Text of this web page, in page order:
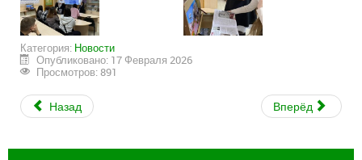
Категория: Новости
Опубликовано: 17 Февраля 2026
Просмотров: 891
Назад Вперёд